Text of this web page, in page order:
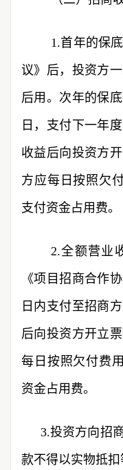
1.首年的保
议》后，投资方
后用。次年的保
日，支付下一年
收益后向投资方
方应每日按照欠
支付资金占用费。
2.全额营业
《项目招商合作
日内支付至招商
后向投资方开立
每日按照欠付费
资金占用费。
3.投资方向招
款不得以实物抵扣